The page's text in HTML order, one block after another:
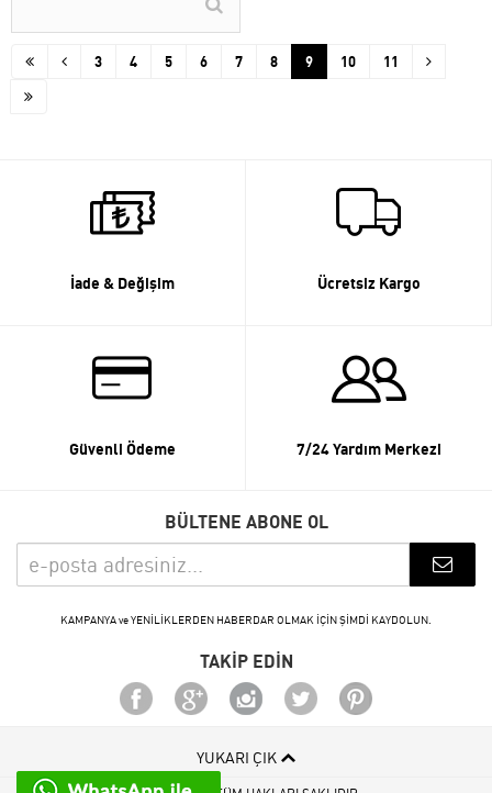
3 4 5 6 7 8 9 10 11
İade & Değişim Ücretsiz Kargo
Güvenli Ödeme 7/24 Yardım Merkezi
BÜLTENE ABONE OL
KAMPANYA ve YENİLİKLERDEN HABERDAR OLMAK İÇİN ŞİMDİ KAYDOLUN.
TAKİP EDİN
YUKARI ÇIK